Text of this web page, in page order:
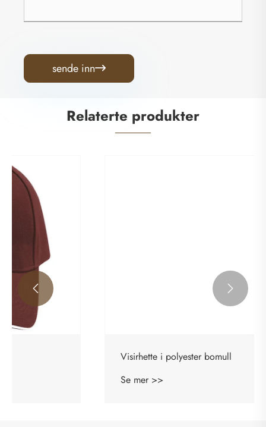
sende inn
Relaterte produkter
Visirhette i polyester bomull
 